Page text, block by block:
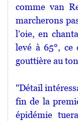
comme van
marcherons
l’oie, en
levé à 65°, ce
gouttière au
"Détail
fin de la
épidémie